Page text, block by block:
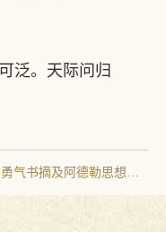
泛。天际问归
气书摘及阿德勒思想简